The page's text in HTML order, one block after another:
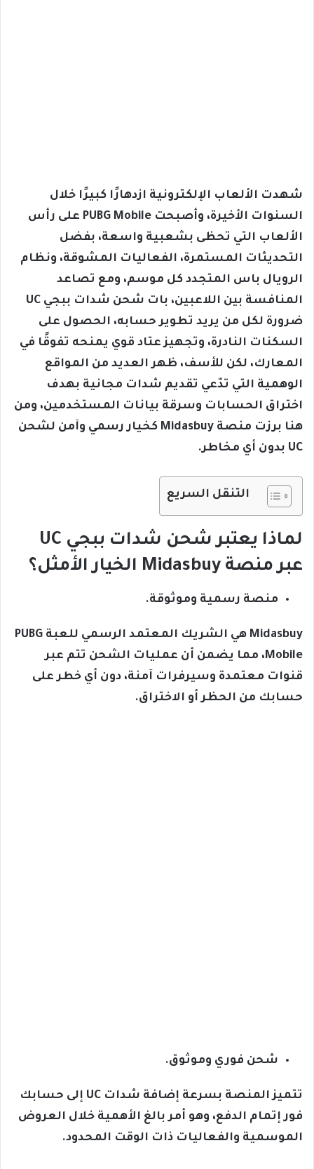
شهدت الألعاب الإلكترونية ازدهارًا كبيرًا خلال
السنوات الأخيرة، وأصبحت PUBG Mobile على رأس
الألعاب التي تحظى بشعبية واسعة، بفضل
التحديثات المستمرة، الفعاليات المشوقة، ونظام
الرويال باس المتجدد كل موسم، ومع تصاعد
المنافسة بين اللاعبين، بات شحن شدات ببجي UC
ضرورة لكل من يريد تطوير حسابه، الحصول على
السكنات النادرة، وتجهيز عتاد قوي يمنحه تفوقًا في
المعارك، لكن للأسف، ظهر العديد من المواقع
الوهمية التي تدّعي تقديم شدات مجانية بهدف
اختراق الحسابات وسرقة بيانات المستخدمين، ومن
هنا برزت منصة Midasbuy كخيار رسمي وآمن لشحن
UC بدون أي مخاطر.
التنقل السريع
لماذا يعتبر شحن شدات ببجي UC
عبر منصة Midasbuy الخيار الأمثل؟
منصة رسمية وموثوقة.
Midasbuy هي الشريك المعتمد الرسمي للعبة PUBG
Mobile، مما يضمن أن عمليات الشحن تتم عبر
قنوات معتمدة وسيرفرات آمنة، دون أي خطر على
حسابك من الحظر أو الاختراق.
شحن فوري وموثوق.
تتميز المنصة بسرعة إضافة شدات UC إلى حسابك
فور إتمام الدفع، وهو أمر بالغ الأهمية خلال العروض
الموسمية والفعاليات ذات الوقت المحدود.